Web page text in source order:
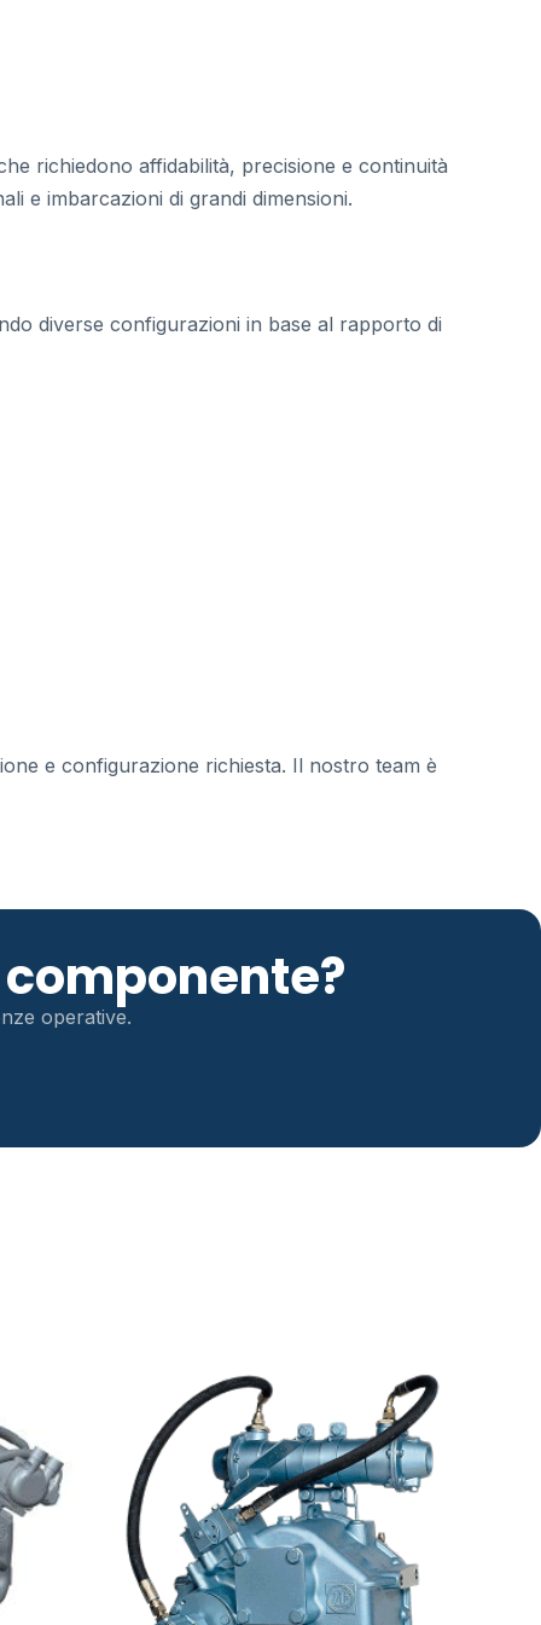
richiedono affidabilità, precisione e continuità
e imbarcazioni di grandi dimensioni.
diverse configurazioni in base al rapporto di
e configurazione richiesta. Il nostro team è
operative.